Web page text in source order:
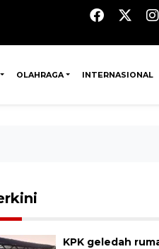
OLAHRAGA INTERNASIONAL
KPK geledah